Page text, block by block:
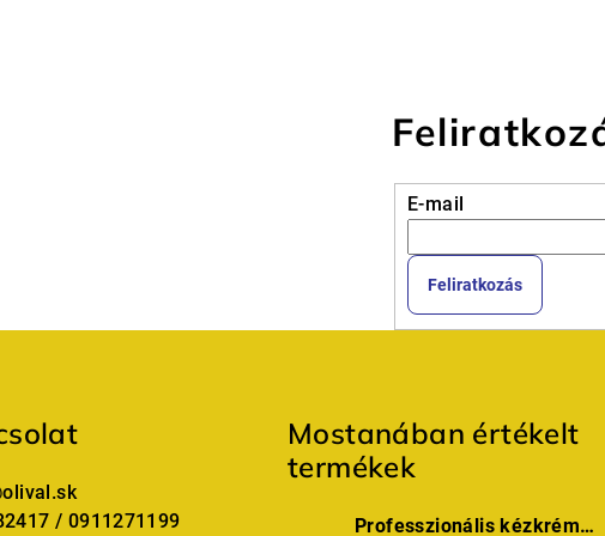
E-mail
Feliratkozás
olival.sk
/ 0911271199
Mostanában értékelt
termékek
Professzionális kézkrém niacinamiddal és peptidekkel